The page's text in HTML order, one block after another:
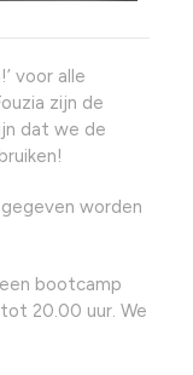
voor alle
zijn de
dat we de
worden
bootcamp
20.00 uur. We